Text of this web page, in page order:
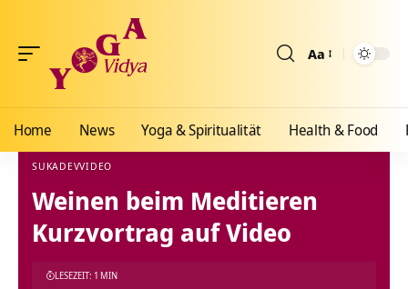
Aa
Home News Yoga & Spiritualität Health & Food
Yoga Vidya Blog - Yoga, Meditation und Ayurveda>Blog >Videos
SUKADEVVIDEO
Weinen beim Meditieren
Kurzvortrag auf Video
LESEZEIT: 1 MIN